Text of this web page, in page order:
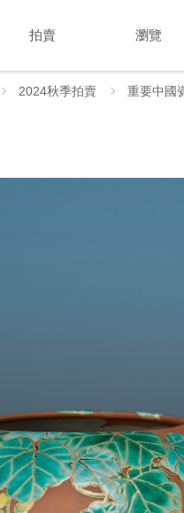
拍賣 瀏覽
2024秋季拍賣 重要中國